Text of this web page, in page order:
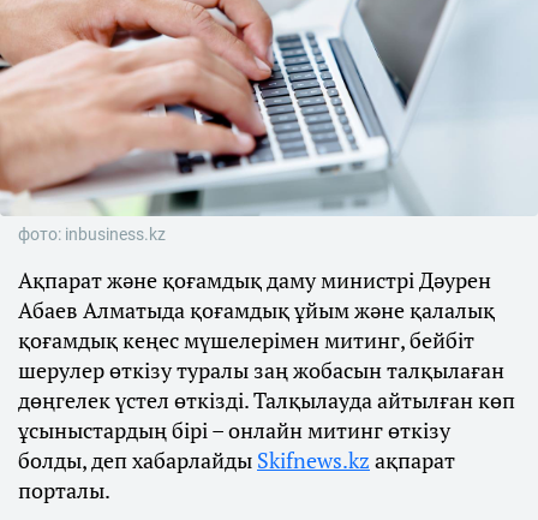
фото: inbusiness.kz
Ақпарат және қоғамдық даму министрі Дәурен
Абаев Алматыда қоғамдық ұйым және қалалық
қоғамдық кеңес мүшелерімен митинг, бейбіт
шерулер өткізу туралы заң жобасын талқылаған
дөңгелек үстел өткізді. Талқылауда айтылған көп
ұсыныстардың бірі – онлайн митинг өткізу
болды, деп хабарлайды Skifnews.kz ақпарат
порталы.